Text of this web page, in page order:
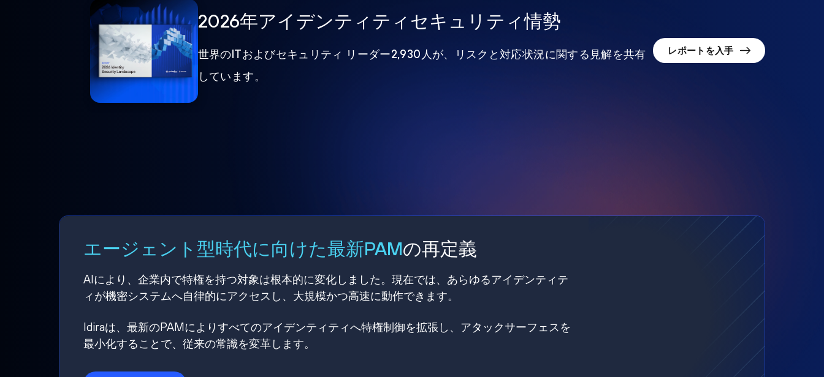
2026年アイデンティティセキュリティ情勢
世界のITおよびセキュリティ リーダー2,930人が、リスクと対応状況に関する見解を共有
しています。
レポートを入手
エージェント型時代に向けた最新PAMの再定義
AIにより、企業内で特権を持つ対象は根本的に変化しました。現在では、あらゆるアイデンティテ
ィが機密システムへ自律的にアクセスし、大規模かつ高速に動作できます。
Idiraは、最新のPAMによりすべてのアイデンティティへ特権制御を拡張し、アタックサーフェスを
最小化することで、従来の常識を変革します。